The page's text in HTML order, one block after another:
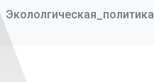
Экололгическая_политика